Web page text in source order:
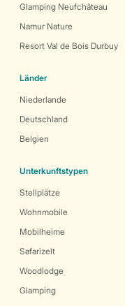
Glamping Neufchâteau
Namur Nature
Resort Val de Bois Durbuy
Länder
Niederlande
Deutschland
Belgien
Unterkunftstypen
Stellplätze
Wohnmobile
Mobilheime
Safarizelt
Woodlodge
Glamping